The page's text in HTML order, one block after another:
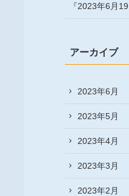
『2023年6月
アーカイブ
2023年6月
2023年5月
2023年4月
2023年3月
2023年2月